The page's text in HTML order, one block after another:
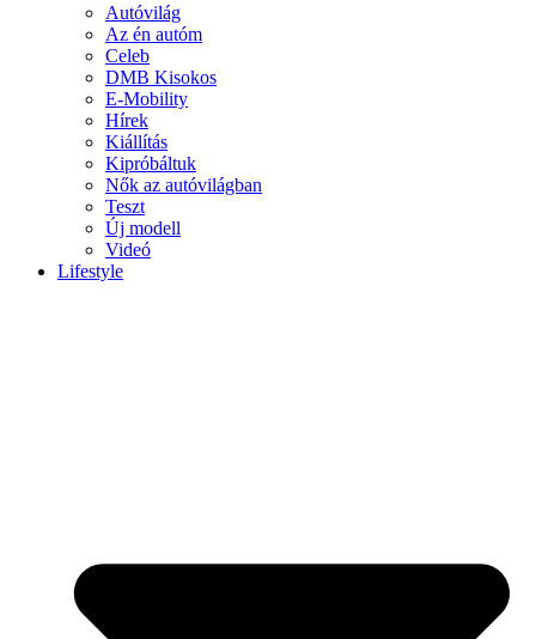
Autóvilág
Az én autóm
Celeb
DMB Kisokos
E-Mobility
Hírek
Kiállítás
Kipróbáltuk
Nők az autóvilágban
Teszt
Új modell
Videó
Lifestyle